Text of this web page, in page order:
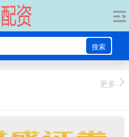
搜索
更多